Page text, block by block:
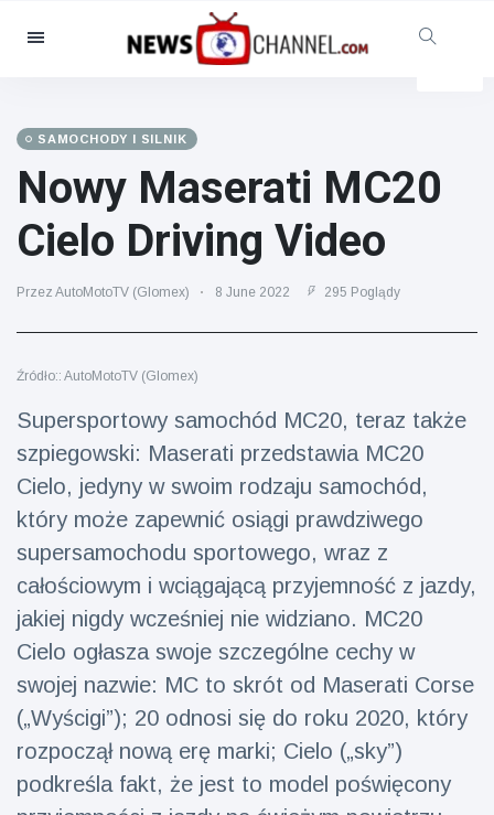
Kategorie
Opieka społeczna i zabawa
Kino i telewizja
(81)
Sport
(237)
Żywność i picie
Gry
(160)
Styl życia
(121)
Zdrowie i sprawność
fizyczna
(73)
Podróże i przygody
(77)
Najnowsze
wiadomości
Ucieczka z
'kajdanek'
magika
rozbawiła
16 July
183
Poglądy
SAMOCHODY I SILNIK
Nowy Maserati MC20
Cielo Driving Video
Przez AutoMotoTV (Glomex) 8 June 2022 295 Poglądy
Źródło:: AutoMotoTV (Glomex)
Supersportowy samochód MC20, teraz także
szpiegowski: Maserati przedstawia MC20
Cielo, jedyny w swoim rodzaju samochód,
który może zapewnić osiągi prawdziwego
supersamochodu sportowego, wraz z
całościowym i wciągającą przyjemność z jazdy,
jakiej nigdy wcześniej nie widziano. MC20
Cielo ogłasza swoje szczególne cechy w
swojej nazwie: MC to skrót od Maserati Corse
(„Wyścigi”); 20 odnosi się do roku 2020, który
rozpoczął nową erę marki; Cielo („sky”)
podkreśla fakt, że jest to model poświęcony